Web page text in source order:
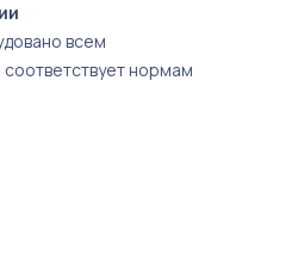
всем
нормам